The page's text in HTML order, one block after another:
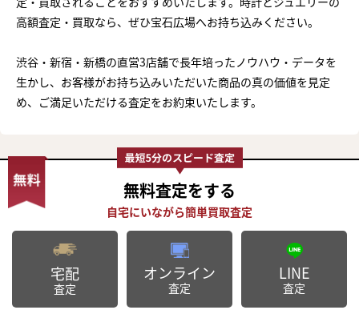
高額査定・買取なら、ぜひ宝石広場へお持ち込みください。
渋谷・新宿・新橋の直営3店舗で長年培ったノウハウ・データを
生かし、お客様がお持ち込みいただいた商品の真の価値を見定
め、ご満足いただける査定をお約束いたします。
無料査定をする
宅配
査定
オンライン
査定
LINE
査定
まずは
かんたん30秒でお試し査定